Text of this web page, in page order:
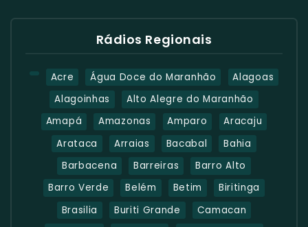
Rádios Regionais
Acre Água Doce do Maranhão
Alagoas
Alagoinhas
Alto Alegre do Maranhão
Amapá
Amazonas Amparo
Aracaju
Arataca
Arraias Bacabal
Bahia
Barbacena
Barreiras
Barro Alto
Barro Verde
Belém Betim
Biritinga
Brasilia
Buriti Grande
Camacan